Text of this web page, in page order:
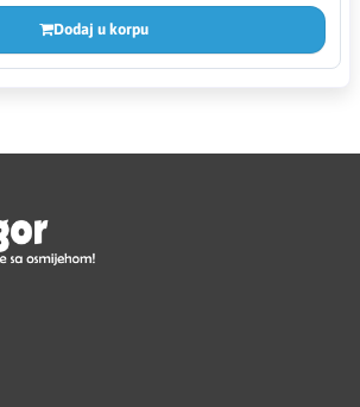
Dodaj u korpu